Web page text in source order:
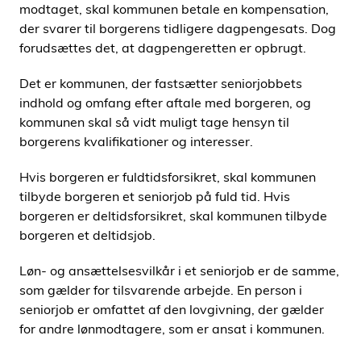
modtaget, skal kommunen betale en kompensation,
der svarer til borgerens tidligere dagpengesats. Dog
forudsættes det, at dagpengeretten er opbrugt.
Det er kommunen, der fastsætter seniorjobbets
indhold og omfang efter aftale med borgeren, og
kommunen skal så vidt muligt tage hensyn til
borgerens kvalifikationer og interesser.
Hvis borgeren er fuldtidsforsikret, skal kommunen
tilbyde borgeren et seniorjob på fuld tid. Hvis
borgeren er deltidsforsikret, skal kommunen tilbyde
borgeren et deltidsjob.
Løn- og ansættelsesvilkår i et seniorjob er de samme,
som gælder for tilsvarende arbejde. En person i
seniorjob er omfattet af den lovgivning, der gælder
for andre lønmodtagere, som er ansat i kommunen.